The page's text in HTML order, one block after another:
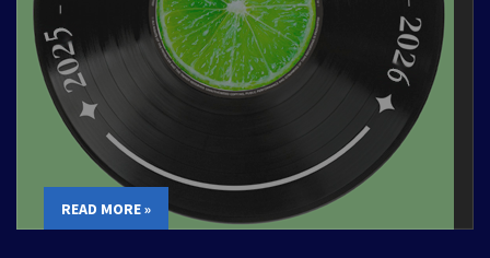
READ MORE »